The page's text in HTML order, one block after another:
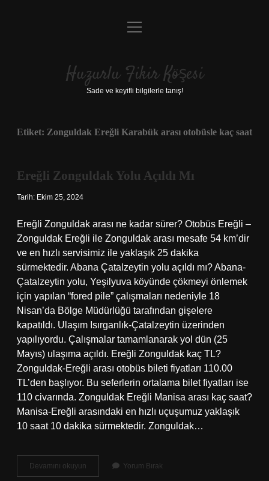
Anasayfa
Yasal Uyarı
menüyü
Huzurlu Fikir Köşesi
Sade ve keyifli bilgilerle tanış!
Etiket: Zonguldak Ereğli Karabük arası otobüsle kaç saat
Ereğli Zonguldak Yolu Açıldı Mı
Tarih: Ekim 25, 2024
Ereğli Zonguldak arası ne kadar sürer? Otobüs Ereğli –
Zonguldak Ereğli ile Zonguldak arası mesafe 54 km’dir
ve en hızlı servisimiz ile yaklaşık 25 dakika
sürmektedir. Abana Çatalzeytin yolu açıldı mı? Abana-
Çatalzeytin yolu, Yeşilyuva köyünde çökmeyi önlemek
için yapılan “fored pile” çalışmaları nedeniyle 18
Nisan’da Bölge Müdürlüğü tarafından gişelere
kapatıldı. Ulaşım Isırganlık-Çatalzeytin üzerinden
yapılıyordu. Çalışmalar tamamlanarak yol dün (25
Mayıs) ulaşıma açıldı. Ereğli Zonguldak kaç TL?
Zonguldak-Ereğli arası otobüs bileti fiyatları 110.00
TL’den başlıyor. Bu seferlerin ortalama bilet fiyatları ise
110 civarında. Zonguldak Ereğli Manisa arası kaç saat?
Manisa-Ereğli arasındaki en hızlı uçuşumuz yaklaşık
10 saat 10 dakika sürmektedir. Zonguldak…
Devamını okuyun
Zonguldak
Yorum Bırak